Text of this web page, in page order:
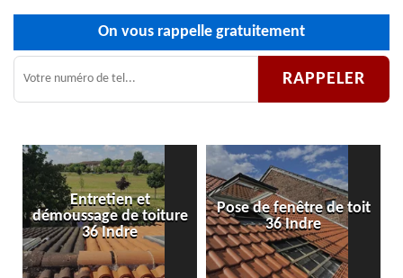
On vous rappelle gratuitement
Entretien et
démoussage de toiture
36 Indre
Pose de fenêtre de toit
36 Indre